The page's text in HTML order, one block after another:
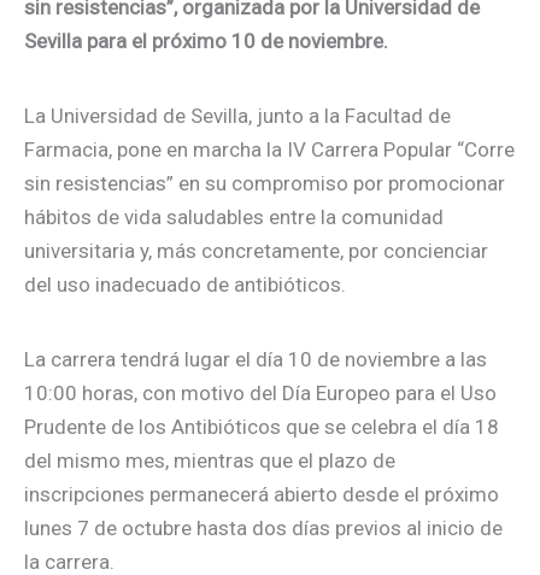
sin resistencias”, organizada por la Universidad de
Sevilla para el próximo 10 de noviembre.
La Universidad de Sevilla, junto a la Facultad de
Farmacia, pone en marcha la IV Carrera Popular “Corre
sin resistencias” en su compromiso por promocionar
hábitos de vida saludables entre la comunidad
universitaria y, más concretamente, por concienciar
del uso inadecuado de antibióticos.
La carrera tendrá lugar el día 10 de noviembre a las
10:00 horas, con motivo del Día Europeo para el Uso
Prudente de los Antibióticos que se celebra el día 18
del mismo mes, mientras que el plazo de
inscripciones permanecerá abierto desde el próximo
lunes 7 de octubre hasta dos días previos al inicio de
la carrera.